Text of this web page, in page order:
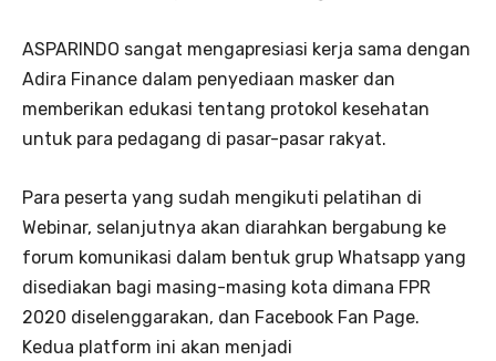
ASPARINDO sangat mengapresiasi kerja sama dengan
Adira Finance dalam penyediaan masker dan
memberikan edukasi tentang protokol kesehatan
untuk para pedagang di pasar-pasar rakyat.
Para peserta yang sudah mengikuti pelatihan di
Webinar, selanjutnya akan diarahkan bergabung ke
forum komunikasi dalam bentuk grup Whatsapp yang
disediakan bagi masing-masing kota dimana FPR
2020 diselenggarakan, dan Facebook Fan Page.
Kedua platform ini akan menjadi